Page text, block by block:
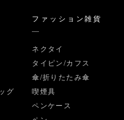
グ
ファッション雑貨
ネクタイ
タイピン/カフス
傘/折りたたみ傘
喫煙具
ペンケース